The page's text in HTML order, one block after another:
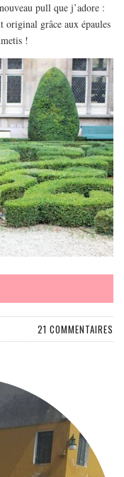
pull que j’adore :
original grâce aux épaules
!
21 COMMENTAIRES